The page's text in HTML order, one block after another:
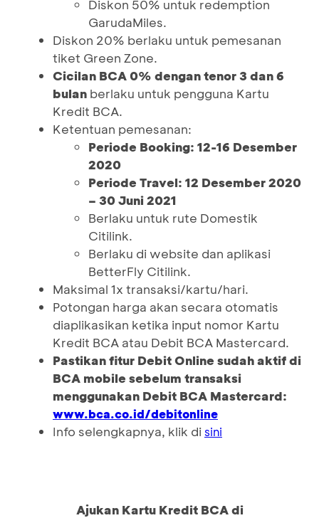
Diskon 50% untuk redemption
GarudaMiles.
Diskon 20% berlaku untuk pemesanan
tiket Green Zone.
Cicilan BCA 0% dengan tenor 3 dan 6
bulan berlaku untuk pengguna Kartu
Kredit BCA.
Ketentuan pemesanan:
Periode Booking: 12-16 Desember
2020
Periode Travel: 12 Desember 2020
– 30 Juni 2021
Berlaku untuk rute Domestik
Citilink.
Berlaku di website dan aplikasi
BetterFly Citilink.
Maksimal 1x transaksi/kartu/hari.
Potongan harga akan secara otomatis
diaplikasikan ketika input nomor Kartu
Kredit BCA atau Debit BCA Mastercard.
Pastikan fitur Debit Online sudah aktif di
BCA mobile sebelum transaksi
menggunakan Debit BCA Mastercard:
www.bca.co.id/debitonline
Info selengkapnya, klik disini
Ajukan Kartu Kredit BCA di